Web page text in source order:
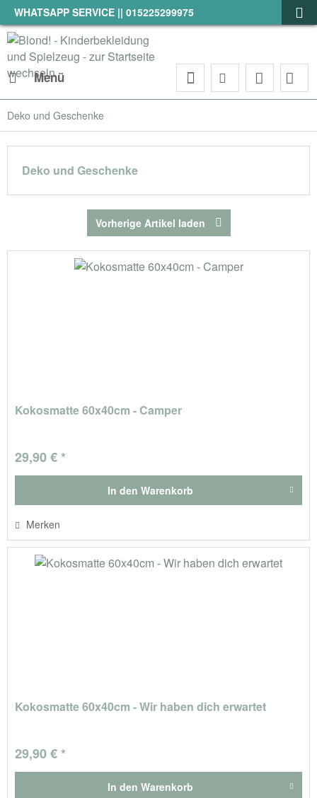
WHATSAPP SERVICE || 015225299975
Menü
Deko und Geschenke
Deko und Geschenke
Vorherige Artikel laden
Kokosmatte 60x40cm - Camper
29,90 € *
In den Warenkorb
Merken
Kokosmatte 60x40cm - Wir haben dich erwartet
29,90 € *
In den Warenkorb